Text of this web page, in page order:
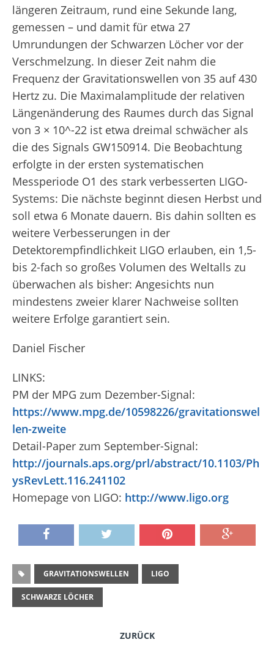
längeren Zeitraum, rund eine Sekunde lang,
gemessen – und damit für etwa 27
Umrundungen der Schwarzen Löcher vor der
Verschmelzung. In dieser Zeit nahm die
Frequenz der Gravitationswellen von 35 auf 430
Hertz zu. Die Maximalamplitude der relativen
Längenänderung des Raumes durch das Signal
von 3 × 10^-22 ist etwa dreimal schwächer als
die des Signals GW150914. Die Beobachtung
erfolgte in der ersten systematischen
Messperiode O1 des stark verbesserten LIGO-
Systems: Die nächste beginnt diesen Herbst und
soll etwa 6 Monate dauern. Bis dahin sollten es
weitere Verbesserungen in der
Detektorempfindlichkeit LIGO erlauben, ein 1,5-
bis 2-fach so großes Volumen des Weltalls zu
überwachen als bisher: Angesichts nun
mindestens zweier klarer Nachweise sollten
weitere Erfolge garantiert sein.
Daniel Fischer
LINKS:
PM der MPG zum Dezember-Signal:
https://www.mpg.de/10598226/gravitationswel
len-zweite
Detail-Paper zum September-Signal:
http://journals.aps.org/prl/abstract/10.1103/Ph
ysRevLett.116.241102
Homepage von LIGO: http://www.ligo.org
GRAVITATIONSWELLEN LIGO
SCHWARZE LÖCHER
ZURÜCK